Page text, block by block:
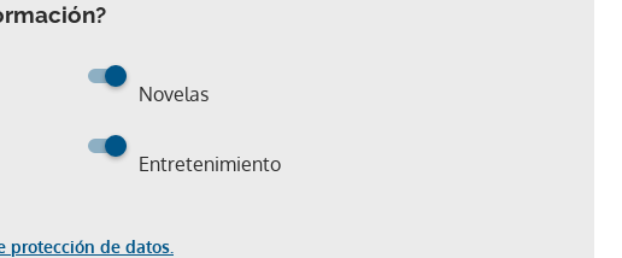
Novelas
Entretenimiento
protección de datos.